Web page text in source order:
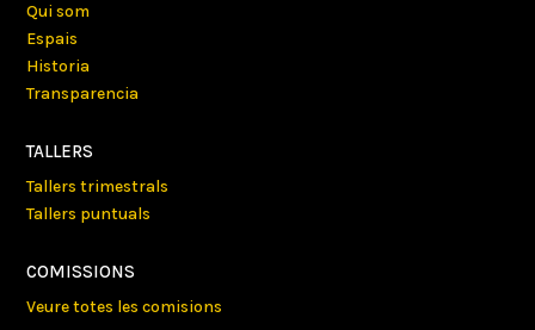
Qui som
Espais
Historia
Transparencia
TALLERS
Tallers trimestrals
Tallers puntuals
COMISSIONS
Veure totes les comisions